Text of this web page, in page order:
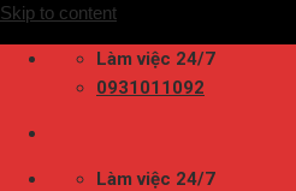
Skip to content
Làm việc 24/7
0931011092
Làm việc 24/7